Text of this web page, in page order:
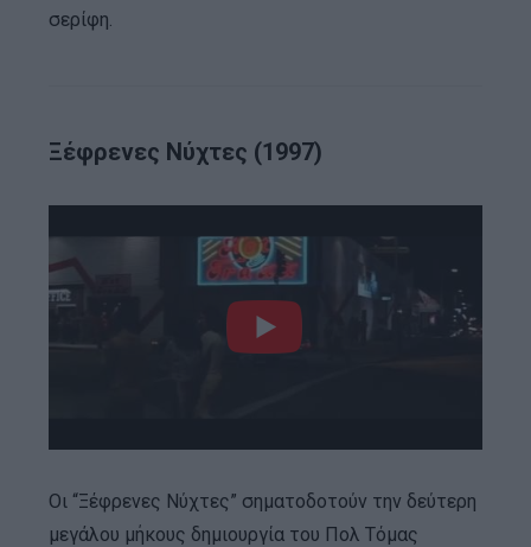
σερίφη.
Ξέφρενες Νύχτες (1997)
Οι “Ξέφρενες Νύχτες” σηματοδοτούν την δεύτερη
μεγάλου μήκους δημιουργία του Πολ Τόμας